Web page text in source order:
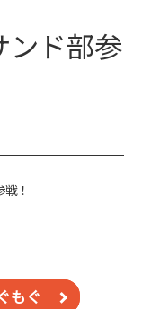
ンド部参
！
もぐ